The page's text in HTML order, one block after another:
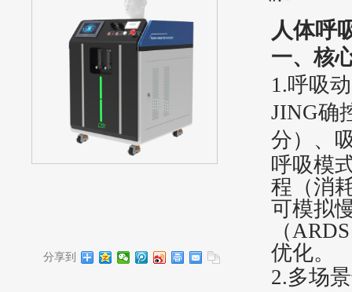
分享到
人体呼
一、核
1.呼吸
JING确
分）、
呼吸模
程（消
可模拟
（
优化。
2.多场